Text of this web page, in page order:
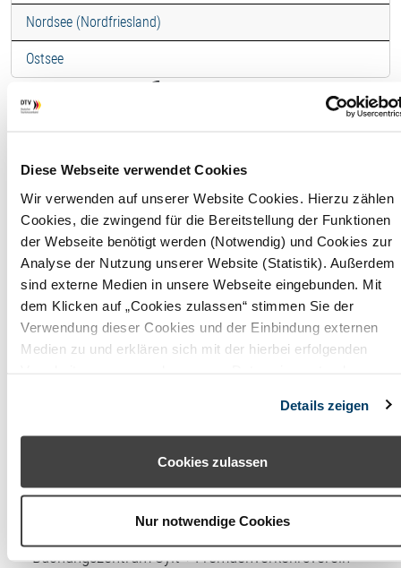
Diese Webseite verwendet Cookies
Wir verwenden auf unserer Website Cookies. Hierzu zählen
Cookies, die zwingend für die Bereitstellung der Funktionen
der Webseite benötigt werden (Notwendig) und Cookies zur
Analyse der Nutzung unserer Website (Statistik). Außerdem
sind externe Medien in unsere Webseite eingebunden. Mit
dem Klicken auf „Cookies zulassen“ stimmen Sie der
Verwendung dieser Cookies und der Einbindung externen
Medien zu und erklären sich mit der hierbei erfolgenden
Cookies“ ohne die Erklärung einer Einwilligung fortfahren. In
diesem Fall werden nur notwendige Cookies verwendet. Sie
können Ihre Einwilligung jederzeit unter den Cookie-
Details zeigen
Cookies zulassen
Nur notwendige Cookies
Nordsee (Nordfriesland)
Ostsee
Ferienwohnung - 04/7
Wohnfläche
Maximale
Belegung
3
Badezimmer
1
Schlafzimmer
Lizenznehmer
DTV-Prüfstelle:
Buchungszentrum Sylt + Fremdenverkehrsverein